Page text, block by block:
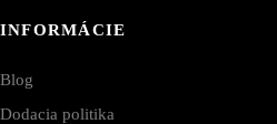
INFORMÁCIE
Blog
Dodacia politika